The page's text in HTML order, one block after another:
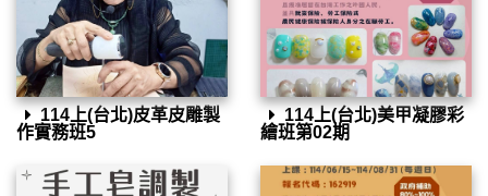
114上(台北)皮革皮雕製
作實務班5
114上(台北)美甲凝膠彩
繪班第02期